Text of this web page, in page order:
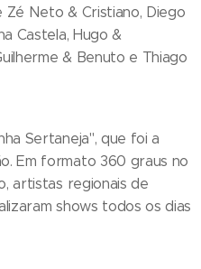
Zé Neto & Cristiano, Diego
Castela, Hugo &
& Benuto e Thiago
Sertaneja", que foi a
Em formato 360 graus no
artistas regionais de
shows todos os dias